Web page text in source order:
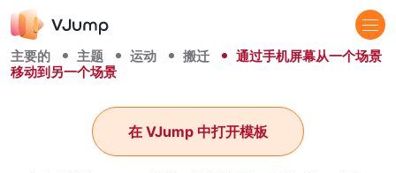
主要的 主题 运动 搬迁
通过手机屏幕从一个场景
移动到另一个场景
在 VJump 中打开模板